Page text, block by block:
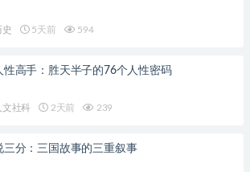
史 5天前 594
性高手：胜天半子的76个人性密码
文社科 2天前 239
三分：三国故事的三重叙事